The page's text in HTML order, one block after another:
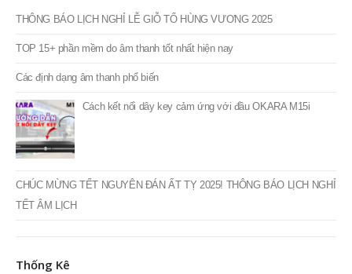
THÔNG BÁO LỊCH NGHỈ LỄ GIỖ TỔ HÙNG VƯƠNG 2025
TOP 15+ phần mềm do âm thanh tốt nhất hiện nay
Các định dạng âm thanh phổ biến
Cách kết nối dây key cảm ứng với đầu OKARA M15i
CHÚC MỪNG TẾT NGUYÊN ĐÁN ẤT TỴ 2025! THÔNG BÁO LỊCH NGHỈ
TẾT ÂM LỊCH
Thống Kê